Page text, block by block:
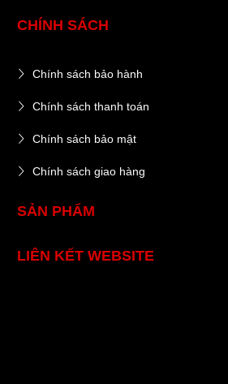
CHÍNH SÁCH
Chính sách bảo hành
Chính sách thanh toán
Chính sách bảo mật
Chính sách giao hàng
SẢN PHẨM
LIÊN KẾT WEBSITE